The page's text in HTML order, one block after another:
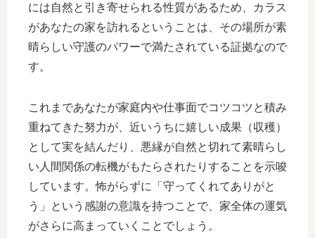
には自然と引き寄せられる性質があるため、カラス
があなたの家を訪れるということは、その場所が素
晴らしい守護のパワーで満たされている証拠なので
す。
これまであなたが家庭内や仕事面でコツコツと積み
重ねてきた努力が、近いうちに嬉しい成果（収穫）
として実を結んだり、悪縁が自然と切れて素晴らし
い人間関係の転機がもたらされたりすることを示唆
しています。怖がらずに「守ってくれてありがと
う」という感謝の意識を持つことで、家全体の運気
がさらに高まっていくことでしょう。